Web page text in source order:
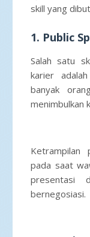
skill yang
1. Public
Salah satu
karier
banyak
menimbulkan
Ketrampilan
pada saat
presentasi
bernegosiasi.